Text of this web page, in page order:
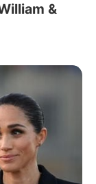
&